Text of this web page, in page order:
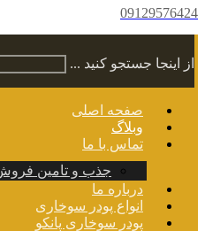
09129576424
از اینجا جستجو کنید ...
صفحه اصلی
وبلاگ
تماس با ما
جذب و تامین
درباره ما
انواع پودر سوخاری
پودر سوخاری پانکو